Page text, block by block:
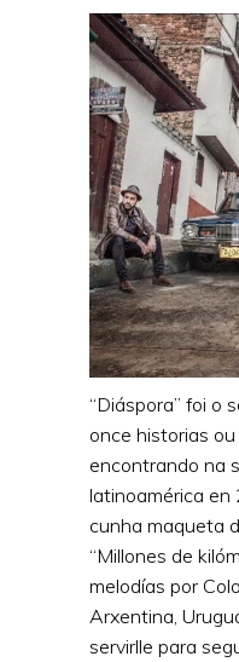
“Diáspora” foi o
once historias
encontrando na
latinoamérica
cunha maqueta
“Millones de
melodías por
Arxentina,
servirlle para